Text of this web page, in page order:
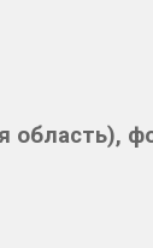
область),